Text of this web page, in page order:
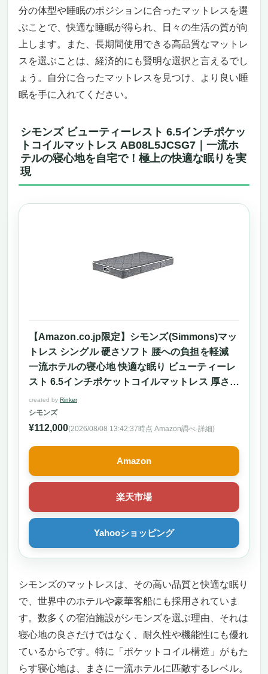
分の体型や睡眠のポジションに合ったマットレスを選
ぶことで、快適な睡眠が得られ、日々の生活の質が向
上します。また、長期間使用できる高品質なマットレ
スを選ぶことは、経済的にも賢明な選択と言えるでし
ょう。自分に合ったマットレスを見つけ、より良い睡
眠を手に入れてください。
シモンズ ビューティーレスト 6.5インチポケッ
トコイルマットレス AB08L5JCSG7｜一流ホ
テルの寝心地を自宅で！極上の快適な眠りを実
現
【Amazon.co.jp限定】シモンズ(Simmons)マッ
トレス シングル 硬さソフト 腰への負担を軽減
一流ホテルの寝心地 快適な眠り ビューティーレ
スト 6.5インチポケットコイルマットレス 厚さ
23.5cm 両面仕様
created by Rinker
シモンズ
¥112,000(2026/08/08 13:42:37時点 Amazon調べ-詳細)
Amazon
楽天市場
Yahooショッピング
シモンズのマットレスは、その高い品質と快適な眠り
で、世界中のホテルや豪華客船にも採用されていま
す。数多くの宿泊施設がシモンズを選ぶ理由、それは
寝心地の良さだけではなく、耐久性や機能性にも優れ
ているからです。特に「ポケットコイル構造」がもた
らす寝心地は、まさに一流ホテルに匹敵するレベル。